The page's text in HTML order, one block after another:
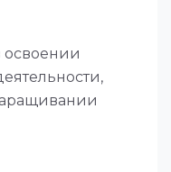
освоении